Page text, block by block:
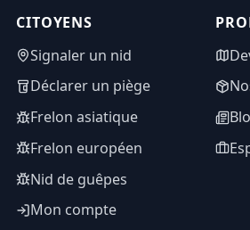
CITOYENS
Signaler un nid
Déclarer un piège
Frelon asiatique
Frelon européen
Nid de guêpes
Mon compte